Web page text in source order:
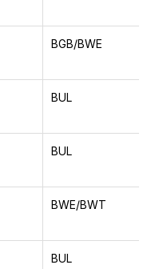
BGB/BWE
BUL
BUL
BWE/BWT
BUL